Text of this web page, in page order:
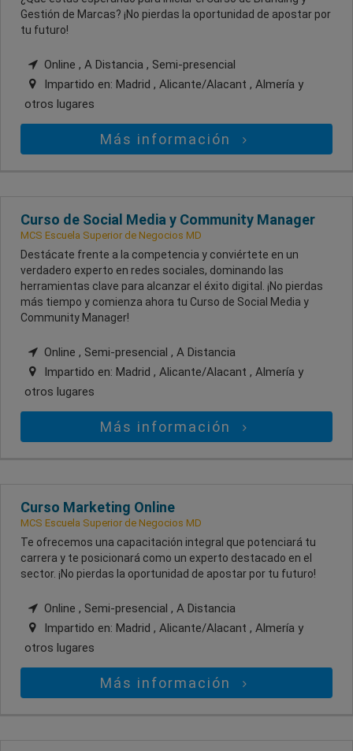
Gestión de Marcas? ¡No pierdas la oportunidad de apostar por
tu futuro!
Online , A Distancia , Semi-presencial
Impartido en: Madrid , Alicante/Alacant , Almería y
otros lugares
Más información
Curso de Social Media y Community Manager
MCS Escuela Superior de Negocios MD
Destácate frente a la competencia y conviértete en un
verdadero experto en redes sociales, dominando las
herramientas clave para alcanzar el éxito digital. ¡No pierdas
más tiempo y comienza ahora tu Curso de Social Media y
Community Manager!
Online , Semi-presencial , A Distancia
Impartido en: Madrid , Alicante/Alacant , Almería y
otros lugares
Más información
Curso Marketing Online
MCS Escuela Superior de Negocios MD
Te ofrecemos una capacitación integral que potenciará tu
carrera y te posicionará como un experto destacado en el
sector. ¡No pierdas la oportunidad de apostar por tu futuro!
Online , Semi-presencial , A Distancia
Impartido en: Madrid , Alicante/Alacant , Almería y
otros lugares
Más información